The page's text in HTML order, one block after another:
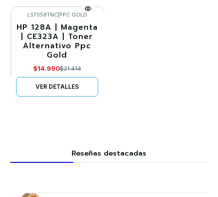
-30%
Agotado
LS7058TNC| PPC GOLD
HP 128A | Magenta
| CE323A | Toner
Alternativo Ppc
Gold
$14.990$21.414
VER DETALLES
Reseñas destacadas